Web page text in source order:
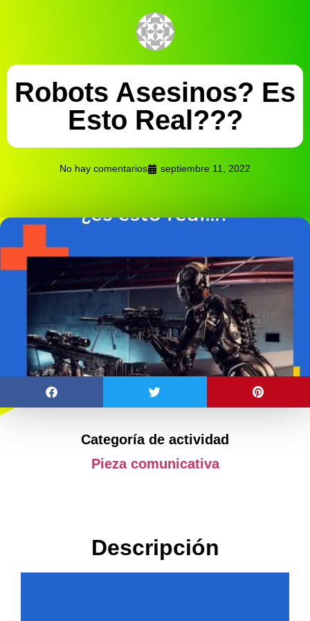
Robots Asesinos? Es
Esto Real???
No hay comentarios septiembre 11, 2022
Categoría de actividad
Pieza comunicativa
Descripción